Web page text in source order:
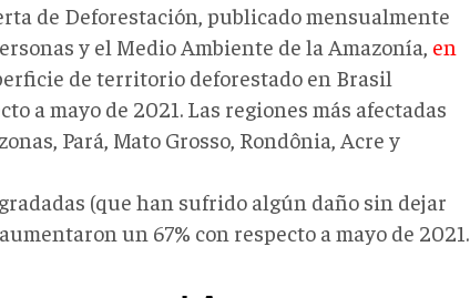
de Deforestación, publicado mensualmente
y el Medio Ambiente de la Amazonía, en
de territorio deforestado en Brasil
a mayo de 2021. Las regiones más afectadas
Pará, Mato Grosso, Rondônia, Acre y
(que han sufrido algún daño sin dejar
un 67% con respecto a mayo de 2021.